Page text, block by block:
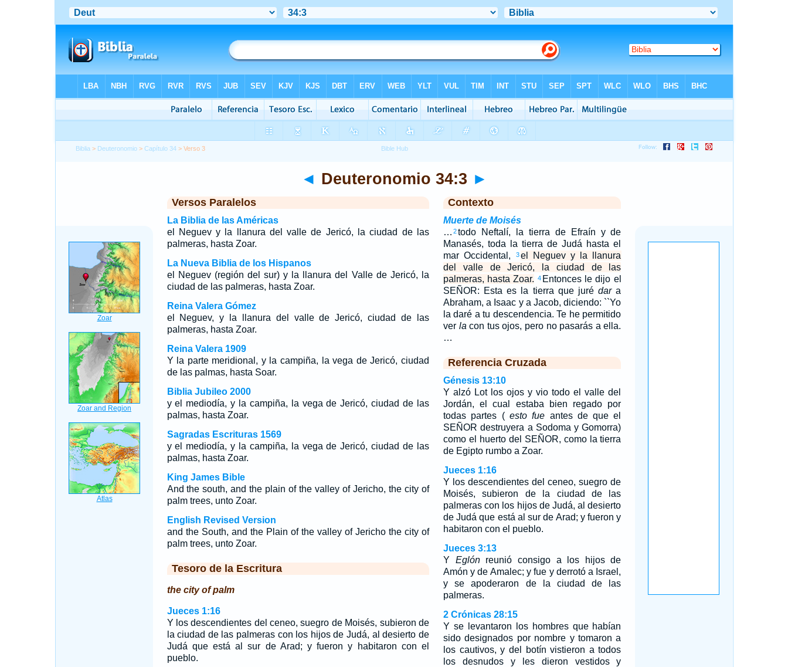
Biblia > Deuteronomio >Capítulo 34 > Verso 3
◄ Deuteronomio 34:3 ►
Versos Paralelos
La Biblia de las Américas
el Neguev y la llanura del valle de Jericó, la ciudad de las
palmeras, hasta Zoar.
La Nueva Biblia de los Hispanos
el Neguev (región del sur) y la llanura del Valle de Jericó, la
ciudad de las palmeras, hasta Zoar.
Reina Valera Gómez
el Neguev, y la llanura del valle de Jericó, ciudad de las
palmeras, hasta Zoar.
Reina Valera 1909
Y la parte meridional, y la campiña, la vega de Jericó, ciudad
de las palmas, hasta Soar.
Biblia Jubileo 2000
y el mediodía, y la campiña, la vega de Jericó, ciudad de las
palmas, hasta Zoar.
Sagradas Escrituras 1569
y el mediodía, y la campiña, la vega de Jericó, ciudad de las
palmas, hasta Zoar.
King James Bible
And the south, and the plain of the valley of Jericho, the city of
palm trees, unto Zoar.
English Revised Version
and the South, and the Plain of the valley of Jericho the city of
palm trees, unto Zoar.
Tesoro de la Escritura
the city of palm
Jueces 1:16
Y los descendientes del ceneo, suegro de Moisés, subieron de
la ciudad de las palmeras con los hijos de Judá, al desierto de
Judá que está al sur de Arad; y fueron y habitaron con el
pueblo.
Contexto
Muerte de Moisés
… 2todo Neftalí, la tierra de Efraín y de
Manasés, toda la tierra de Judá hasta el
mar Occidental,
3el Neguev y la llanura
del valle de Jericó, la ciudad de las
palmeras, hasta Zoar.
4 Entonces le dijo el
SEÑOR: Esta es la tierra que jurédara
Abraham, a Isaac y a Jacob, diciendo: ``Yo
la daré a tu descendencia. Te he permitido
ver la con tus ojos, pero no pasarás a ella.
…
Referencia Cruzada
Génesis 13:10
Y alzó Lot los ojos y vio todo el valle del
Jordán, el cual estaba bien regado por
todas partes ( esto fue antes de que el
SEÑOR destruyera a Sodoma y Gomorra)
como el huerto del SEÑOR, como la tierra
de Egipto rumbo a Zoar.
Jueces 1:16
Y los descendientes del ceneo, suegro de
Moisés, subieron de la ciudad de las
palmeras con los hijos de Judá, al desierto
de Judá que está al sur de Arad; y fueron y
habitaron con el pueblo.
Jueces 3:13
Y Eglónreunió consigo a los hijos de
Amón y de Amalec; y fue y derrotó a Israel,
y se apoderaron de la ciudad de las
palmeras.
2 Crónicas 28:15
Y se levantaron los hombres que habían
sido designados por nombre y tomaron a
los cautivos, y del botín vistieron a todos
los desnudos y les dieron vestidos y